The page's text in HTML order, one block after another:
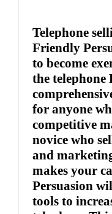
Telephone
Friendly
to become
the
for anyone
competitive
novice who
and
makes your
Persuasion
tools to